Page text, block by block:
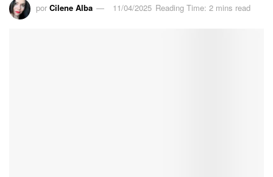
por Cilene Alba 11/04/2025 Reading Time: 2 mins read